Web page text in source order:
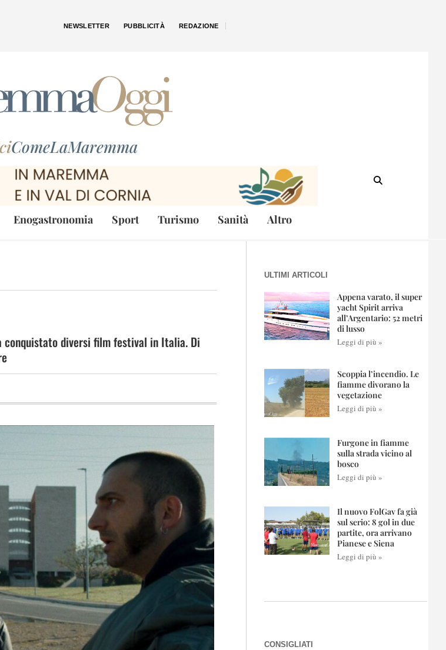
NEWSLETTER PUBBLICITÀ REDAZIONE
ComeLaMaremma
Enogastronomia Sport Turismo Sanità Altro
conquistato diversi film festival in Italia. Di
ULTIMI ARTICOLI
Appena varato, il super
yacht Spirit arriva
all’Argentario: 52 metri
di lusso
Leggi di più »
Scoppia l’incendio. Le
fiamme divorano la
vegetazione
Leggi di più »
Furgone in fiamme
sulla strada vicino al
bosco
Leggi di più »
Il nuovo FolGav fa già
sul serio: 8 gol in due
partite, ora arrivano
Pianese e Siena
Leggi di più »
CONSIGLIATI